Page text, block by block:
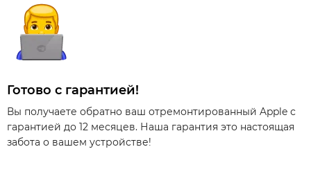
Готово с гарантией!
Вы получаете обратно ваш отремонтированный Apple с
гарантией до 12 месяцев. Наша гарантия это настоящая
забота о вашем устройстве!